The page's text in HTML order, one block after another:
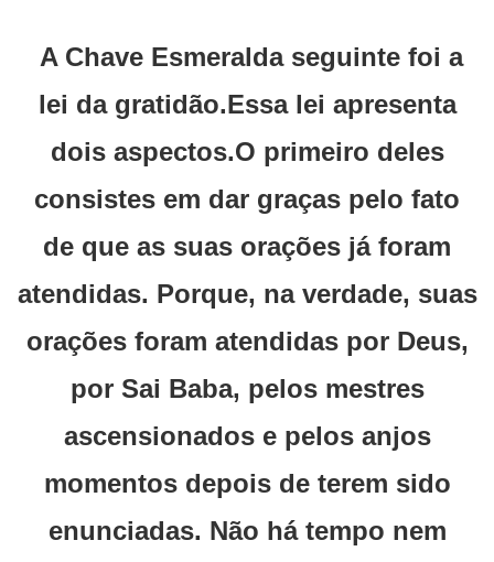
A Chave Esmeralda seguinte foi a
lei da gratidão.Essa lei apresenta
dois aspectos.O primeiro deles
consistes em dar graças pelo fato
de que as suas orações já foram
atendidas. Porque, na verdade, suas
orações foram atendidas por Deus,
por Sai Baba, pelos mestres
ascensionados e pelos anjos
momentos depois de terem sido
enunciadas. Não há tempo nem